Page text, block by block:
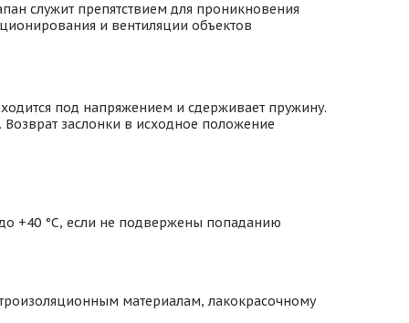
служит препятствием для проникновения
и вентиляции объектов
под напряжением и сдерживает пружину.
заслонки в исходное положение
+40 °С, если не подвержены попаданию
материалам, лакокрасочному